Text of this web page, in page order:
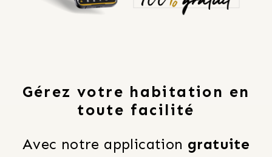
Gérez votre habitation en
toute facilité
Avec notre application gratuite